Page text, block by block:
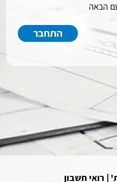
הבאה
| רואי חשבון